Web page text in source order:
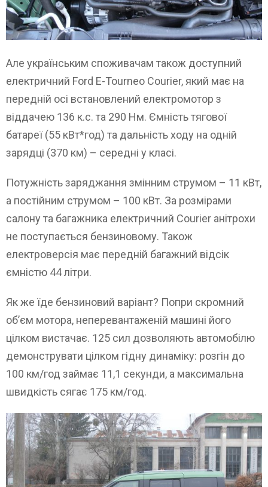
Але українським споживачам також доступний
електричний Ford E-Tourneo Courier, який має на
передній осі встановлений електромотор з
віддачею 136 к.с. та 290 Нм. Ємність тягової
батареї (55 кВт*год) та дальність ходу на одній
зарядці (370 км) – середні у класі.
Потужність заряджання змінним струмом – 11 кВт,
а постійним струмом – 100 кВт. За розмірами
салону та багажника електричний Courier анітрохи
не поступається бензиновому. Також
електроверсія має передній багажний відсік
ємністю 44 літри.
Як же їде бензиновий варіант? Попри скромний
об’єм мотора, неперевантаженій машині його
цілком вистачає. 125 сил дозволяють автомобілю
демонструвати цілком гідну динаміку: розгін до
100 км/год займає 11,1 секунди, а максимальна
швидкість сягає 175 км/год.